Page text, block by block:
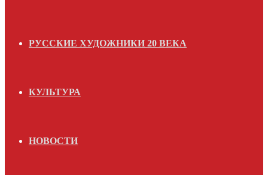
РУССКИЕ ХУДОЖНИКИ 20 ВЕКА
КУЛЬТУРА
НОВОСТИ